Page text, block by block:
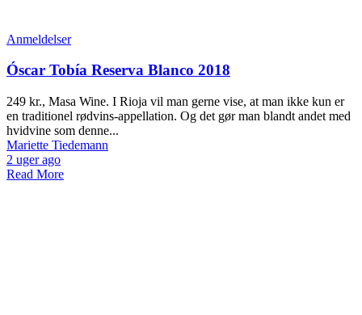
Anmeldelser
Óscar Tobía Reserva Blanco 2018
249 kr., Masa Wine. I Rioja vil man gerne vise, at man ikke kun er
en traditionel rødvins-appellation. Og det gør man blandt andet med
hvidvine som denne...
Mariette Tiedemann
2 uger ago
Read More